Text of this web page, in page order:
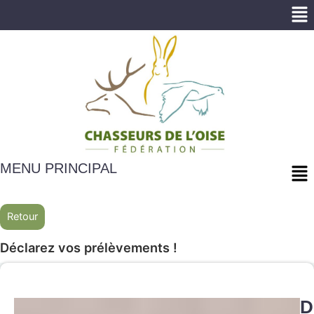
MENU PRINCIPAL
Retour
Déclarez vos prélèvements !
D